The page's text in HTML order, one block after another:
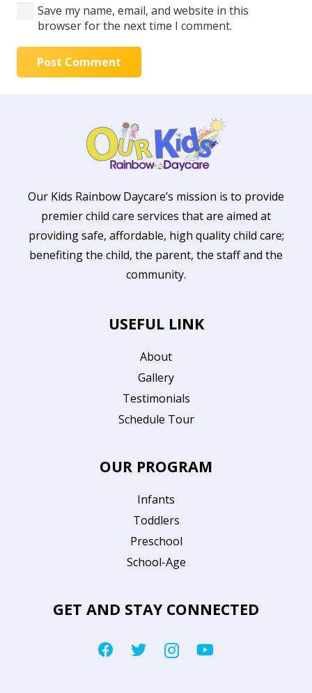
Save my name, email, and website in this
browser for the next time I comment.
Post Comment
Our Kids Rainbow Daycare’s mission is to provide
premier child care services that are aimed at
providing safe, affordable, high quality child care;
benefiting the child, the parent, the staff and the
community.
USEFUL LINK
About
Gallery
Testimonials
Schedule Tour
OUR PROGRAM
Infants
Toddlers
Preschool
School-Age
GET AND STAY CONNECTED